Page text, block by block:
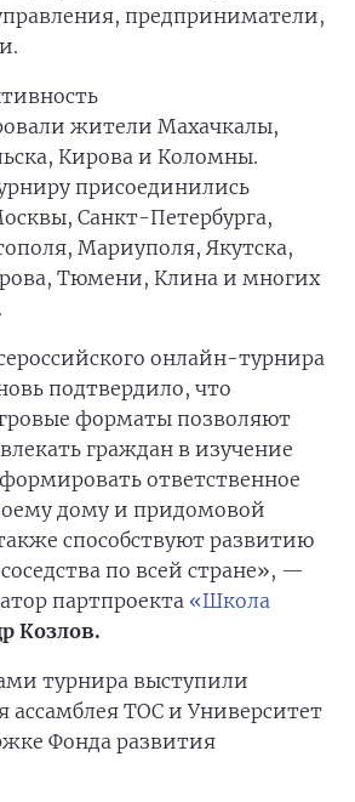
предприниматели,
жители Махачкалы,
Кирова и Коломны.
присоединились
Санкт-Петербурга,
Мариуполя, Якутска,
Тюмени, Клина и многих
онлайн-турнира
подтвердило, что
форматы позволяют
граждан в изучение
ответственное
дому и придомовой
способствуют развитию
по всей стране», —
партпроекта «Школа
Козлов.
турнира выступили
ассамблея ТОС и Университет
Фонда развития